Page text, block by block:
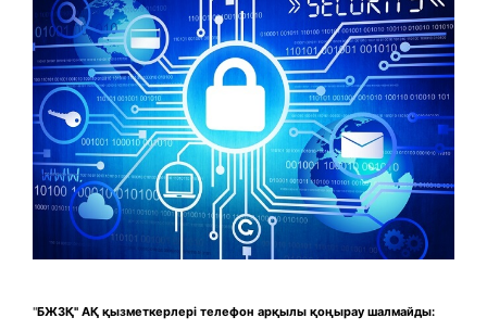
"БЖЗҚ" АҚ қызметкерлері телефон арқылы қоңырау шалмайды: